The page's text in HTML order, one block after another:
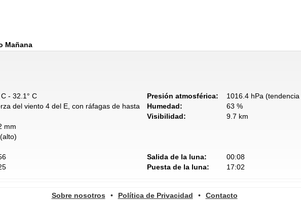
Mañana
C - 32.1° C
del viento 4 del E, con ráfagas de hasta
mm
Presión atmosférica:
1016.4 hPa
Humedad:
63 %
Visibilidad:
9.7 km
Salida de la luna:
00:08
Puesta de la luna:
17:02
Sobre nosotros • Política de Privacidad • Contacto